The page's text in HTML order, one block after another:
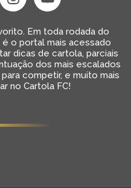
Em toda rodada do
é o portal mais acessado
dicas de cartola, parciais
dos mais escalados
competir, e muito mais
no Cartola FC!